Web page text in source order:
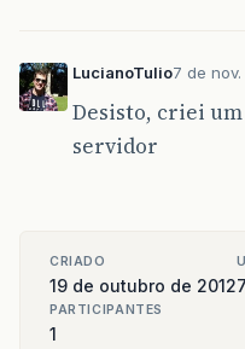
LucianoTulio7 de
Desisto, criei
servidor
CRIADO
19 de outubro de 2012
PARTICIPANTES
1